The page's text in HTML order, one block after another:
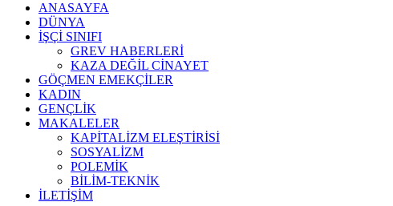
ANASAYFA
DÜNYA
İŞÇİ SINIFI
GREV HABERLERİ
KAZA DEĞİL CİNAYET
GÖÇMEN EMEKÇİLER
KADIN
GENÇLİK
MAKALELER
KAPİTALİZM ELEŞTİRİSİ
SOSYALİZM
POLEMİK
BİLİM-TEKNİK
ILETIŞIM